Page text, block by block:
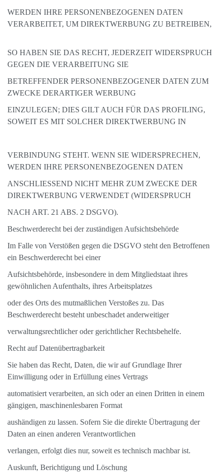
WERDEN IHRE PERSONENBEZOGENEN DATEN
VERARBEITET, UM DIREKTWERBUNG ZU BETREIBEN,
SO HABEN SIE DAS RECHT, JEDERZEIT WIDERSPRUCH
GEGEN DIE VERARBEITUNG SIE
BETREFFENDER PERSONENBEZOGENER DATEN ZUM
ZWECKE DERARTIGER WERBUNG
EINZULEGEN; DIES GILT AUCH FÜR DAS PROFILING,
SOWEIT ES MIT SOLCHER DIREKTWERBUNG IN
VERBINDUNG STEHT. WENN SIE WIDERSPRECHEN,
WERDEN IHRE PERSONENBEZOGENEN DATEN
ANSCHLIESSEND NICHT MEHR ZUM ZWECKE DER
DIREKTWERBUNG VERWENDET (WIDERSPRUCH
NACH ART. 21 ABS. 2 DSGVO).
Beschwerderecht bei der zuständigen Aufsichtsbehörde
Im Falle von Verstößen gegen die DSGVO steht den Betroffenen
ein Beschwerderecht bei einer
Aufsichtsbehörde, insbesondere in dem Mitgliedstaat ihres
gewöhnlichen Aufenthalts, ihres Arbeitsplatzes
oder des Orts des mutmaßlichen Verstoßes zu. Das
Beschwerderecht besteht unbeschadet anderweitiger
verwaltungsrechtlicher oder gerichtlicher Rechtsbehelfe.
Recht auf Datenübertragbarkeit
Sie haben das Recht, Daten, die wir auf Grundlage Ihrer
Einwilligung oder in Erfüllung eines Vertrags
automatisiert verarbeiten, an sich oder an einen Dritten in einem
gängigen, maschinenlesbaren Format
aushändigen zu lassen. Sofern Sie die direkte Übertragung der
Daten an einen anderen Verantwortlichen
verlangen, erfolgt dies nur, soweit es technisch machbar ist.
Auskunft, Berichtigung und Löschung